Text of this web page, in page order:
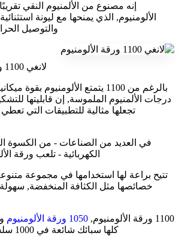
الألومنيوم, الذي يمنحها مع ليونة
والتوصيل
لانغي 1100 ورقة الألومنيوم
بالرغم من 1100 يتمتع الألومنيوم
درجات الألمنيوم الملموسة, إن قابليتها
تجعلها مثالية للتطبيقات التي
في العديد من الصناعات - من الكسوة
الكهربائية - تلعب ورقة الألمنيوم 1100
تتيح براعة لها استخدامها في مجموعة
خصائصها مثل الكثافة المنخفضة, سهولة
1100 ورقة الألومنيوم, 1050 ورقة الألومنيوم و
كلها سبائك شائعة في 1000 سلسلة صفائح الألومنيوم.